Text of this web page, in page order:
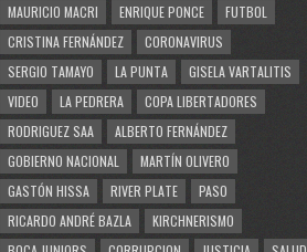
MAURICIO MACRI
ENRIQUE PONCE
FUTBOL
CRISTINA FERNÁNDEZ
CORONAVIRUS
SERGIO TAMAYO
LA PUNTA
GISELA VARTALITIS
VIDEO
LA PEDRERA
COPA LIBERTADORES
RODRIGUEZ SAA
ALBERTO FERNÁNDEZ
GOBIERNO NACIONAL
MARTÍN OLIVERO
GASTÓN HISSA
RIVER PLATE
PASO
RICARDO ANDRÉ BAZLA
KIRCHNERISMO